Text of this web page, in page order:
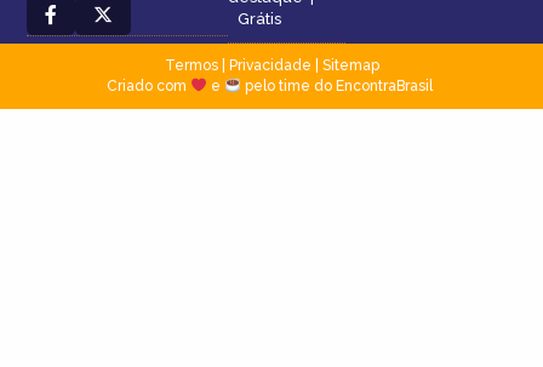
Grátis
Termos| Privacidade
Sitemap
Criado com
e pelo time do EncontraBrasil